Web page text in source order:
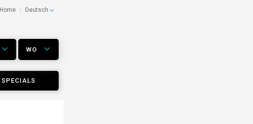
Home Deutsch
WO
SPECIALS